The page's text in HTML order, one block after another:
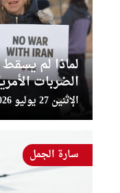
لماذا لم يسقط
الضربات
الإثنين 27 يوليو 2026 - 17:22:04
سارة الجمل